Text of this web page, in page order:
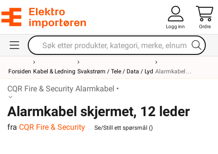
Logg inn Ordre
Forsiden Kabel & Ledning Svakstrøm / Tele / Data / Lyd Alarmkabel
CQR Fire & Security Alarmkabel •
Alarmkabel skjermet, 12 leder
fra CQR Fire & Security Se/Still ett spørsmål ()